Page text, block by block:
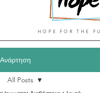
HOPE FOR THE
Ανάρτηση
All Posts